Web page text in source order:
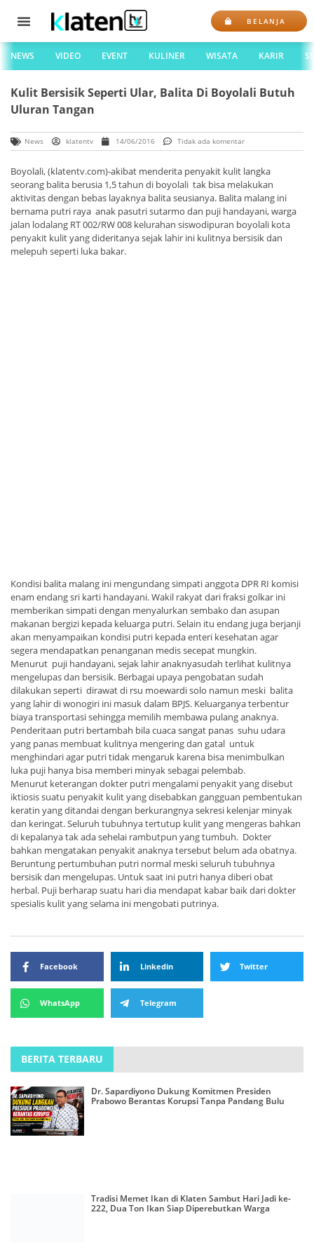
BELANJA
NEWS VIDEO EVENT KULINER WISATA KARIR
Kulit Bersisik Seperti Ular, Balita Di Boyolali Butuh
Uluran Tangan
News klatentv 14/06/2016 Tidak ada komentar
Boyolali, (klatentv.com)-akibat menderita penyakit kulit langka
seorang balita berusia 1,5 tahun di boyolali tak bisa melakukan
aktivitas dengan bebas layaknya balita seusianya. Balita malang ini
bernama putri raya anak pasutri sutarmo dan puji handayani, warga
jalan lodalang RT 002/RW 008 kelurahan siswodipuran boyolali kota
penyakit kulit yang dideritanya sejak lahir ini kulitnya bersisik dan
melepuh seperti luka bakar.
Kondisi balita malang ini mengundang simpati anggota DPR RI komisi
enam endang sri karti handayani. Wakil rakyat dari fraksi golkar ini
memberikan simpati dengan menyalurkan sembako dan asupan
makanan bergizi kepada keluarga putri. Selain itu endang juga berjanji
akan menyampaikan kondisi putri kepada enteri kesehatan agar
segera mendapatkan penanganan medis secepat mungkin.
Menurut puji handayani, sejak lahir anaknyasudah terlihat kulitnya
mengelupas dan bersisik. Berbagai upaya pengobatan sudah
dilakukan seperti dirawat di rsu moewardi solo namun meski balita
yang lahir di wonogiri ini masuk dalam BPJS. Keluarganya terbentur
biaya transportasi sehingga memilih membawa pulang anaknya.
Penderitaan putri bertambah bila cuaca sangat panas suhu udara
yang panas membuat kulitnya mengering dan gatal untuk
menghindari agar putri tidak mengaruk karena bisa menimbulkan
luka puji hanya bisa memberi minyak sebagai pelembab.
Menurut keterangan dokter putri mengalami penyakit yang disebut
iktiosis suatu penyakit kulit yang disebabkan gangguan pembentukan
keratin yang ditandai dengan berkurangnya sekresi kelenjar minyak
dan keringat. Seluruh tubuhnya tertutup kulit yang mengeras bahkan
di kepalanya tak ada sehelai rambutpun yang tumbuh. Dokter
bahkan mengatakan penyakit anaknya tersebut belum ada obatnya.
Beruntung pertumbuhan putri normal meski seluruh tubuhnya
bersisik dan mengelupas. Untuk saat ini putri hanya diberi obat
herbal. Puji berharap suatu hari dia mendapat kabar baik dari dokter
spesialis kulit yang selama ini mengobati putrinya.
Facebook Linkedin Twitter
WhatsApp Telegram
BERITA TERBARU
Dr. Sapardiyono Dukung Komitmen Presiden
Prabowo Berantas Korupsi Tanpa Pandang Bulu
Tradisi Memet Ikan di Klaten Sambut Hari Jadi ke-
222, Dua Ton Ikan Siap Diperebutkan Warga